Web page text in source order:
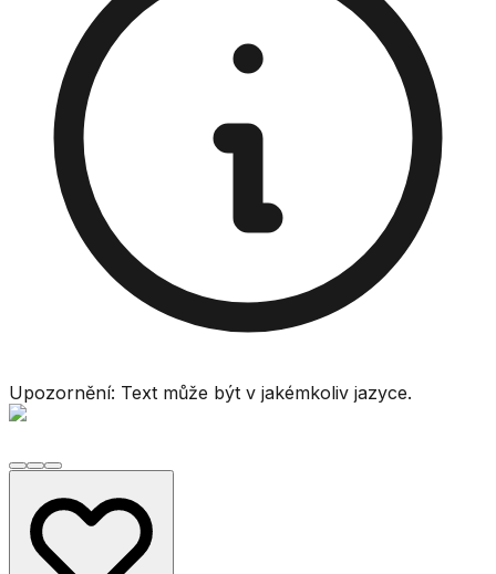
Upozornění: Text může být v jakémkoliv jazyce.